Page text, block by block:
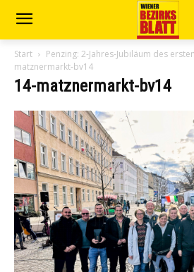
Start Penzing: 2-Jahres-Jubiläum des
matznermarkt-bv14
14-matznermarkt-bv14